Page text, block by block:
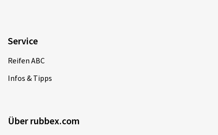
Service
Reifen ABC
Infos & Tipps
Über rubbex.com